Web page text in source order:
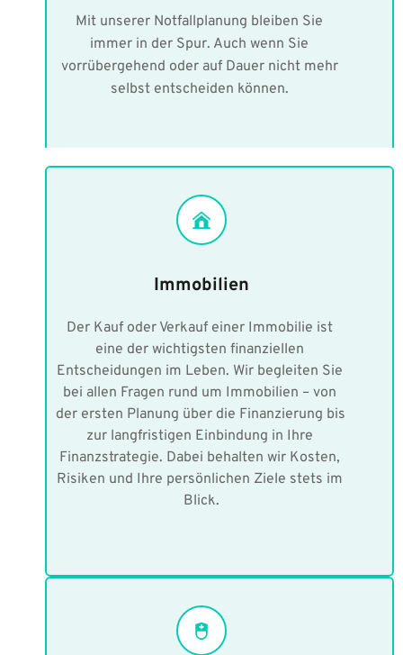
Mit unserer Notfallplanung bleiben Sie
immer in der Spur. Auch wenn Sie
vorrübergehend oder auf Dauer nicht mehr
selbst entscheiden können.
Immobilien
Der Kauf oder Verkauf einer Immobilie ist
eine der wichtigsten finanziellen
Entscheidungen im Leben. Wir begleiten Sie
bei allen Fragen rund um Immobilien – von
der ersten Planung über die Finanzierung bis
zur langfristigen Einbindung in Ihre
Finanzstrategie. Dabei behalten wir Kosten,
Risiken und Ihre persönlichen Ziele stets im
Blick.